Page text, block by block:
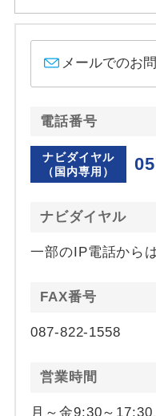
メールでのお
電話番号
ナビダイヤル
（国内専用）
ナビダイヤル
一部のIP電話から
FAX番号
087-822-1558
営業時間
月～金9:30～